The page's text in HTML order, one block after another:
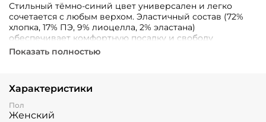
Стильный тёмно-синий цвет универсален и легко
сочетается с любым верхом. Эластичный состав (72%
хлопка, 17% ПЭ, 9% лиоцелла, 2% эластана)
обеспечивает комфортную посадку и свободу
движений. Дизайн от известного бренда подарит
Показать полностью
Характеристики
Пол
Женский